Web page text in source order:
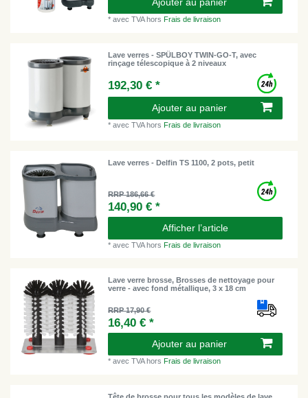
Ajouter au panier
*avec TVAhors Frais de livraison
Lave verres - SPÜLBOY TWIN-GO-T, avec
rinçage télescopique à 2 niveaux
192,30 € *
Ajouter au panier
*avec TVAhorsFrais de livraison
Lave verres - Delfin TS 1100, 2 pots, petit
RRP 186,66 €
140,90 € *
Afficher l’article
*avec TVAhorsFrais de livraison
Lave verre brosse, Brosses de nettoyage pour
verre - avec fond métallique, 3 x 18 cm
RRP 17,90 €
16,40 € *
Ajouter au panier
*avec TVAhors Frais de livraison